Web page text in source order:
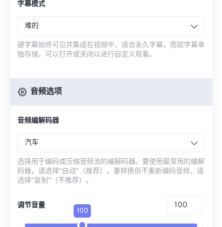
字幕模式
难的
硬字幕始终可见并集成在视频中，适合永久字幕，而软字幕单
独存储，可以打开或关闭以进行自定义观看。
音频选项
音频编解码器
汽车
选择用于编码或压缩音频流的编解码器。要使用最常用的编解
码器，请选择“自动”（推荐）。要转换但不重新编码音频，请
选择“复制”（不推荐）。
调节音量
100